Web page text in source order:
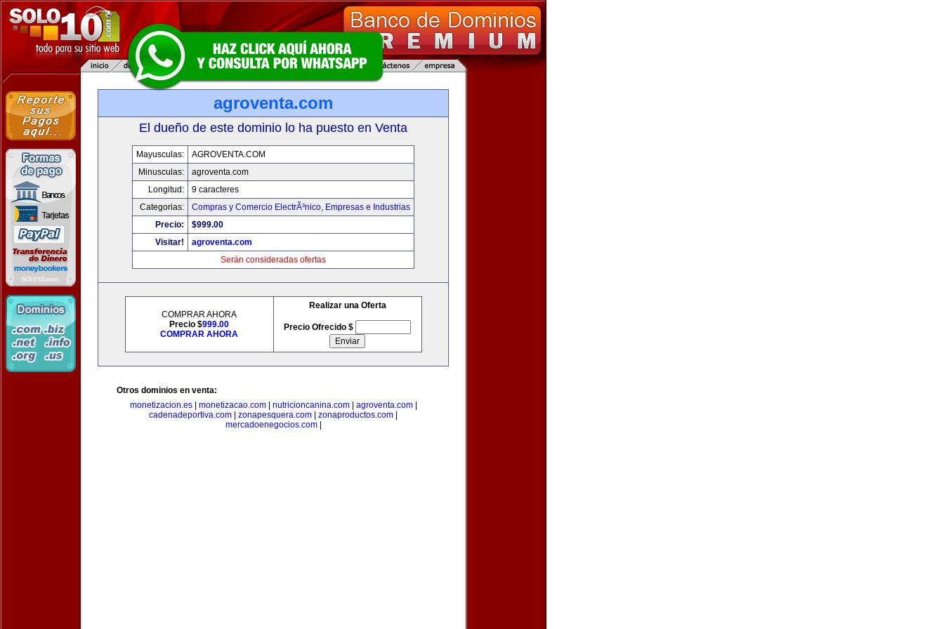
agroventa.com
El dueño de este dominio lo ha puesto en Venta
Mayusculas:
AGROVENTA.COM
Minusculas:
agroventa.com
Longitud:
9 caracteres
Categorias:
Compras y Comercio ElectrÃ³nico, Empresas e Industrias
Precio:
$999.00
Visitar!
agroventa.com
Serán consideradas ofertas
COMPRAR AHORA
Precio $999.00
COMPRAR AHORA
Realizar una Oferta
Precio Ofrecido $
Otros dominios en venta:
monetizacion.es| monetizacao.com| nutricioncanina.com| agroventa.com|
cadenadeportiva.com
zonapesquera.com zonaproductos.com
mercadoenegocios.com|